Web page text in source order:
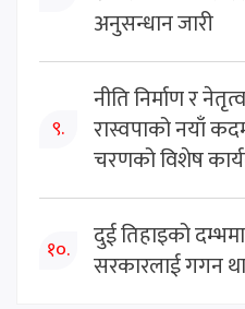
अनुसन्धान जारी
९.
नीति निर्माण र
रास्वपाको नयाँ
चरणको विशेष
१०.
दुई तिहाइको
सरकारलाई गगन